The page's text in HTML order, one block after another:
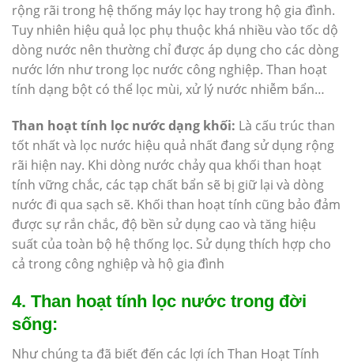
rộng rãi trong hệ thống máy lọc hay trong hộ gia đình.
Tuy nhiên hiệu quả lọc phụ thuộc khá nhiều vào tốc dộ
dòng nước nên thường chỉ được áp dụng cho các dòng
nước lớn như trong lọc nước công nghiệp. Than hoạt
tính dạng bột có thể lọc mùi, xử lý nước nhiễm bẩn…
Than hoạt tính lọc nước dạng khối: Là cấu trúc than
tốt nhất và lọc nước hiệu quả nhất đang sử dụng rộng
rãi hiện nay. Khi dòng nước chảy qua khối than hoạt
tính vững chắc, các tạp chất bẩn sẽ bị giữ lại và dòng
nước đi qua sạch sẽ. Khối than hoạt tính cũng bảo đảm
được sự rắn chắc, độ bền sử dụng cao và tăng hiệu
suất của toàn bộ hệ thống lọc. Sử dụng thích hợp cho
cả trong công nghiệp và hộ gia đình
4. Than hoạt tính lọc nước trong đời
sống:
Như chúng ta đã biết đến các lợi ích Than Hoạt Tính